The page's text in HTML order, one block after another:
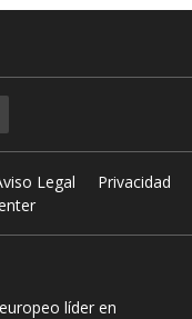
Legal
Privacidad
líder en